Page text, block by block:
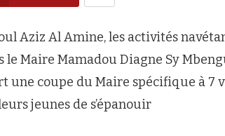
Aziz Al Amine, les activités
le Maire Mamadou Diagne Sy
une coupe du Maire spécifique à 7
jeunes de s’épanouir